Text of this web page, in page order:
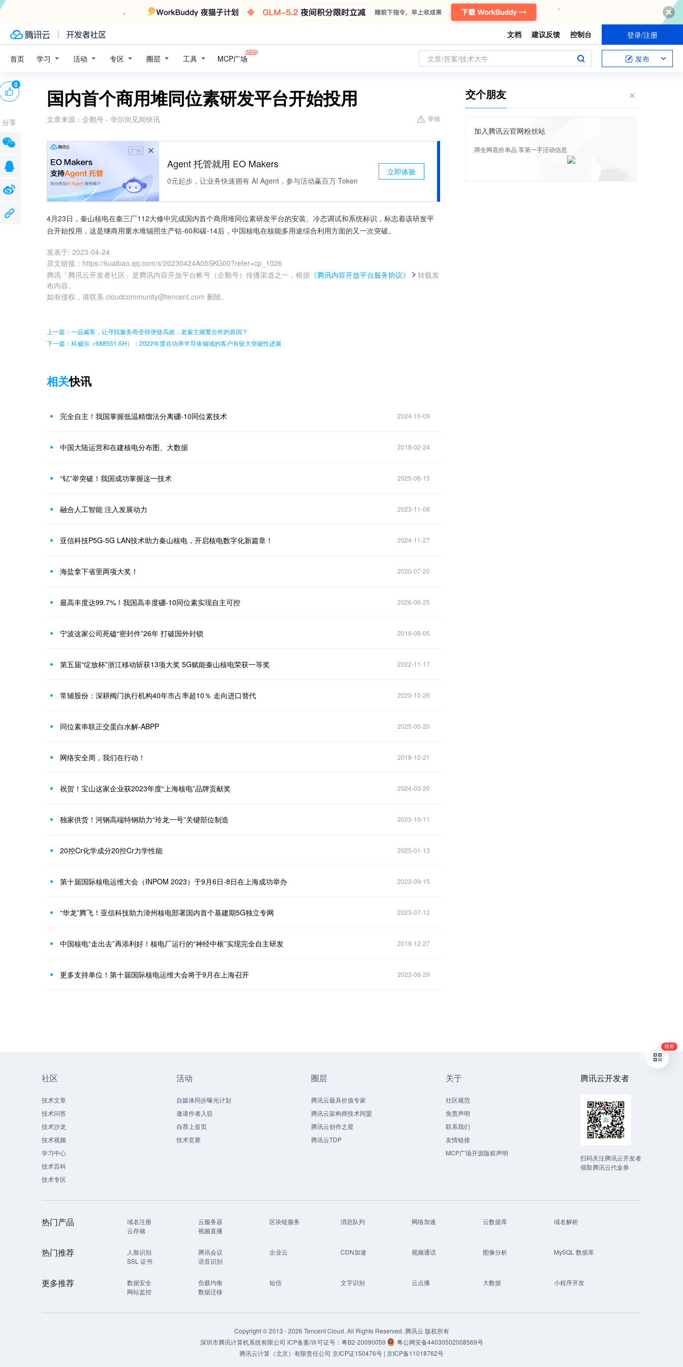
文档 建议反馈 控制台 登录/注册
首页 学习 活动 专区 圈层 工具 MCP广场 文章/答案/技术大牛 发布
国内首个商用堆同位素研发平台开始投用
文章来源： 企鹅号 - 华尔街见闻快讯 举报
广告
Agent 托管就用 EO Makers
0元起步，让业务快速拥有 AI Agent，参与活动赢百万 Token
立即体验
4月23日，秦山核电在秦三厂112大修中完成国内首个商用堆同位素研发平台的安装、冷态调试和系统标识，标志着该研发平
台开始投用，这是继商用重水堆辐照生产钴-60和碳-14后，中国核电在核能多用途综合利用方面的又一次突破。
发表于: 2023-04-24
原文链接 ： https://kuaibao.qq.com/s/20230424A05SKG00?refer=cp_1026
腾讯「腾讯云开发者社区」是腾讯内容开放平台帐号（企鹅号）传播渠道之一，根据 《腾讯内容开放平台服务协议》
转载发
布内容。
如有侵权，请联系 cloudcommunity@tencent.com 删除。
0
分享
上一篇：一品威客，让寻找服务商变得便捷高效，老雇主频繁合作的原因？
下一篇：科威尔（688551.SH）：2022年度在功率半导体领域的客户有较大突破性进展
相关快讯
完全自主！我国掌握低温精馏法分离硼-10同位素技术 2024-10-09
中国大陆运营和在建核电分布图、大数据 2018-02-24
“钇”举突破！我国成功掌握这一技术 2025-06-15
融合人工智能 注入发展动力 2023-11-08
亚信科技P5G-5G LAN技术助力秦山核电，开启核电数字化新篇章！ 2024-11-27
海盐拿下省里两项大奖！ 2020-07-20
最高丰度达99.7%！我国高丰度硼-10同位素实现自主可控 2026-06-25
宁波这家公司死磕“密封件”26年 打破国外封锁 2019-09-05
第五届“绽放杯”浙江移动斩获13项大奖 5G赋能秦山核电荣获一等奖 2022-11-17
常辅股份：深耕阀门执行机构40年市占率超10％ 走向进口替代 2020-10-26
同位素串联正交蛋白水解-ABPP 2025-05-20
网络安全周，我们在行动！ 2018-10-21
祝贺！宝山这家企业获2023年度“上海核电”品牌贡献奖 2024-03-20
独家供货！河钢高端特钢助力“玲龙一号”关键部位制造 2023-10-11
20控Cr化学成分20控Cr力学性能 2025-01-13
第十届国际核电运维大会（INPOM 2023）于9月6日-8日在上海成功举办 2023-09-15
“华龙”腾飞！亚信科技助力漳州核电部署国内首个基建期5G独立专网 2023-07-12
中国核电“走出去”再添利好！核电厂运行的“神经中枢”实现完全自主研发 2019-12-27
更多支持单位！第十届国际核电运维大会将于9月在上海召开 2023-06-29
交个朋友
加入腾讯云官网粉丝站
蹲全网底价单品 享第一手活动信息
社区
技术文章
技术问答
技术沙龙
技术视频
学习中心
技术百科
技术专区
活动
自媒体同步曝光计划
邀请作者入驻
自荐上首页
技术竞赛
圈层
腾讯云最具价值专家
腾讯云架构师技术同盟
腾讯云创作之星
腾讯云TDP
关于
社区规范
免责声明
联系我们
友情链接
MCP广场开源版权声明
腾讯云开发者
扫码关注腾讯云开发者
领取腾讯云代金券
热门产品 域名注册 云服务器 区块链服务 消息队列 网络加速 云数据库
域名解析
云存储
视频直播
热门推荐 人脸识别 腾讯会议 企业云 CDN加速 视频通话 图像分析
MySQL 数据库
SSL 证书
语音识别
更多推荐 数据安全 负载均衡 短信 文字识别 云点播 大数据
小程序开发
网站监控
数据迁移
Copyright © 2013 -2026 Tencent Cloud. All Rights Reserved. 腾讯云 版权所有
深圳市腾讯计算机系统有限公司 ICP备案/许可证号： 粤B2-20090059
粤公网安备44030502008569号
腾讯云计算（北京）有限责任公司 京ICP证150476号 | 京ICP备11018762号
领券